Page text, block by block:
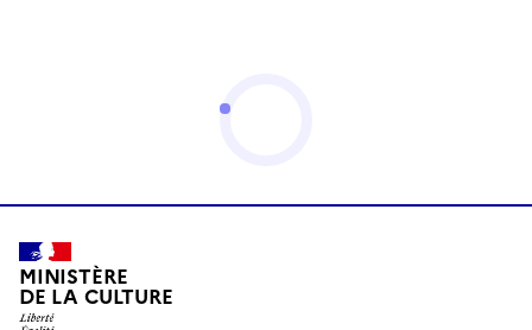
MINISTÈRE
DE LA CULTURE